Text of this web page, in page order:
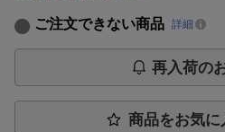
ご注文できない商品 詳細
再入荷の
商品をお気に